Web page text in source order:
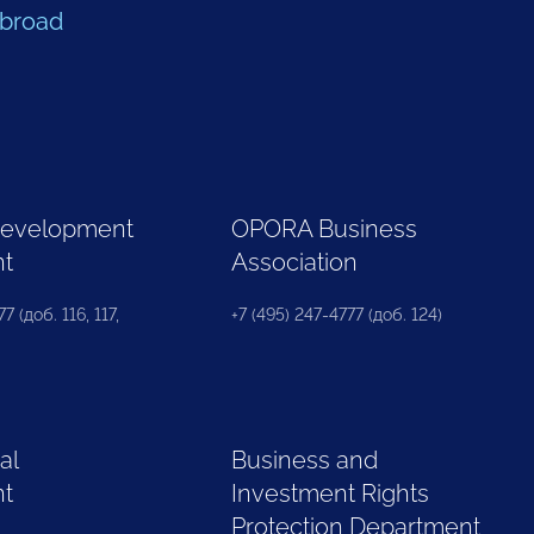
(доб. 116, 117,
OPORA Business
Association
+7 (495) 247-4777 (доб. 124)
Business and
Investment Rights
Protection Department